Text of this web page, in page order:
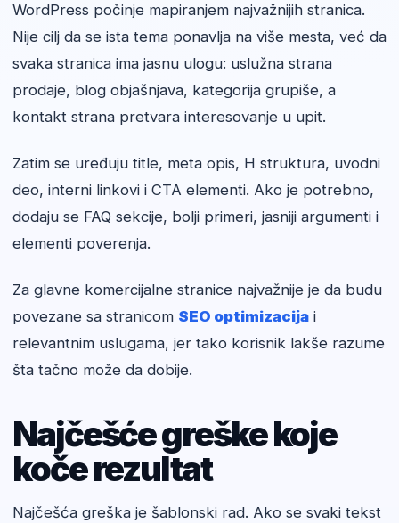
WordPress počinje mapiranjem najvažnijih stranica.
Nije cilj da se ista tema ponavlja na više mesta, već da
svaka stranica ima jasnu ulogu: uslužna strana
prodaje, blog objašnjava, kategorija grupiše, a
kontakt strana pretvara interesovanje u upit.
Zatim se uređuju title, meta opis, H struktura, uvodni
deo, interni linkovi i CTA elementi. Ako je potrebno,
dodaju se FAQ sekcije, bolji primeri, jasniji argumenti i
elementi poverenja.
Za glavne komercijalne stranice najvažnije je da budu
povezane sa stranicom SEO optimizacija i
relevantnim uslugama, jer tako korisnik lakše razume
šta tačno može da dobije.
Najčešće greške koje
koče rezultat
Najčešća greška je šablonski rad. Ako se svaki tekst